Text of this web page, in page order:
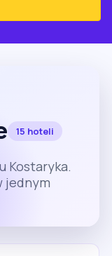
15 hoteli
Kostaryka.
jednym